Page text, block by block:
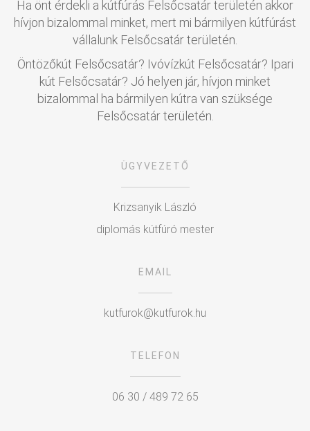
Ha önt érdekli a kútfúrás Felsőcsatár területén akkor
hívjon bizalommal minket, mert mi bármilyen kútfúrást
vállalunk Felsőcsatár területén.
Öntözőkút Felsőcsatár? Ivóvízkút Felsőcsatár? Ipari
kút Felsőcsatár? Jó helyen jár, hívjon minket
bizalommal ha bármilyen kútra van szüksége
Felsőcsatár területén.
ÜGYVEZETŐ
Krizsanyik László
diplomás kútfúró mester
EMAIL
kutfurok@kutfurok.hu
TELEFON
06 30 / 489 72 65